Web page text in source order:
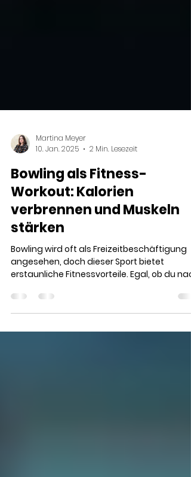
Martina Meyer
10. Jan. 2025
2 Min. Lesezeit
Bowling als Fitness-
Workout: Kalorien
verbrennen und Muskeln
stärken
angesehen, doch dieser Sport bietet
erstaunliche Fitnessvorteile. Egal, ob du